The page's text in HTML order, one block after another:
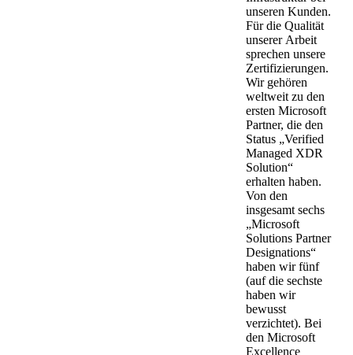
unseren Kunden.
Für die Qualität
unserer Arbeit
sprechen unsere
Zertifizierungen.
Wir gehören
weltweit zu den
ersten Microsoft
Partner, die den
Status „Verified
Managed XDR
Solution“
erhalten haben.
Von den
insgesamt sechs
„Microsoft
Solutions Partner
Designations“
haben wir fünf
(auf die sechste
haben wir
bewusst
verzichtet). Bei
den Microsoft
Excellence